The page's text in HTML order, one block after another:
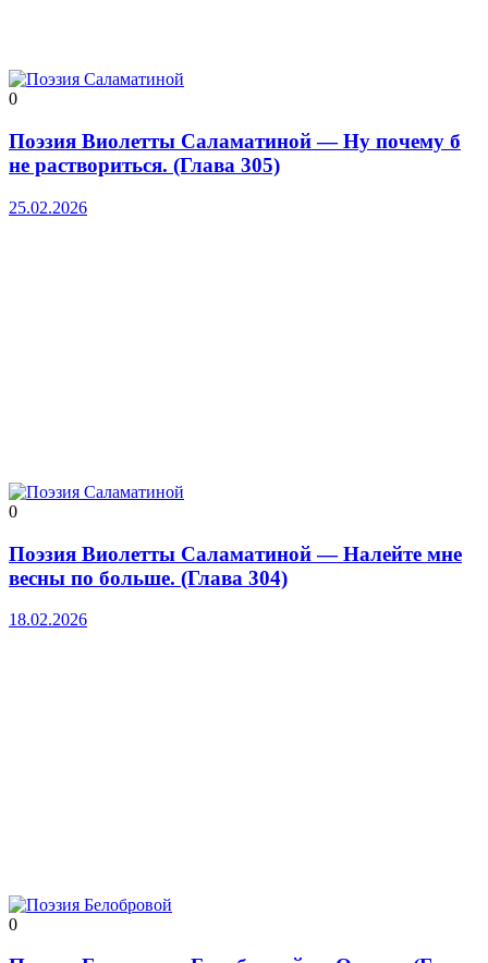
0
Поэзия Виолетты Саламатиной — Ну почему б
не раствориться. (Глава 305)
25.02.2026
0
Поэзия Виолетты Саламатиной — Налейте мне
весны по больше. (Глава 304)
18.02.2026
0